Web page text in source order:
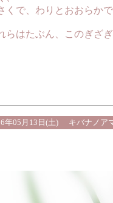
くで、わりとおおらか
らはたぶん、このぎざ
年05月13日(土) キバナノア